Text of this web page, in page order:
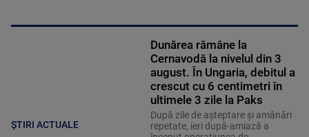
ȘTIRI ACTUALE
Dunărea rămâne la
Cernavodă la nivelul din 3
august. În Ungaria, debitul a
crescut cu 6 centimetri în
ultimele 3 zile la Paks
După zile de așteptare și amânări
repetate, ieri după-amiază a